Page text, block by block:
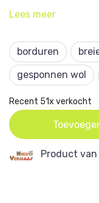
mazen. De wol is
Lees meer
borduren
gesponnen wol
Recent 51x verkocht
Product van